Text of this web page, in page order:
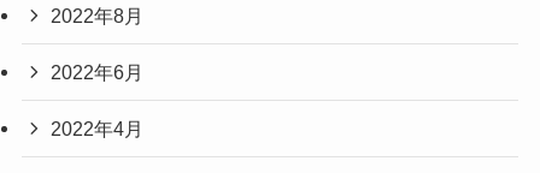
2022年8月
2022年6月
2022年4月